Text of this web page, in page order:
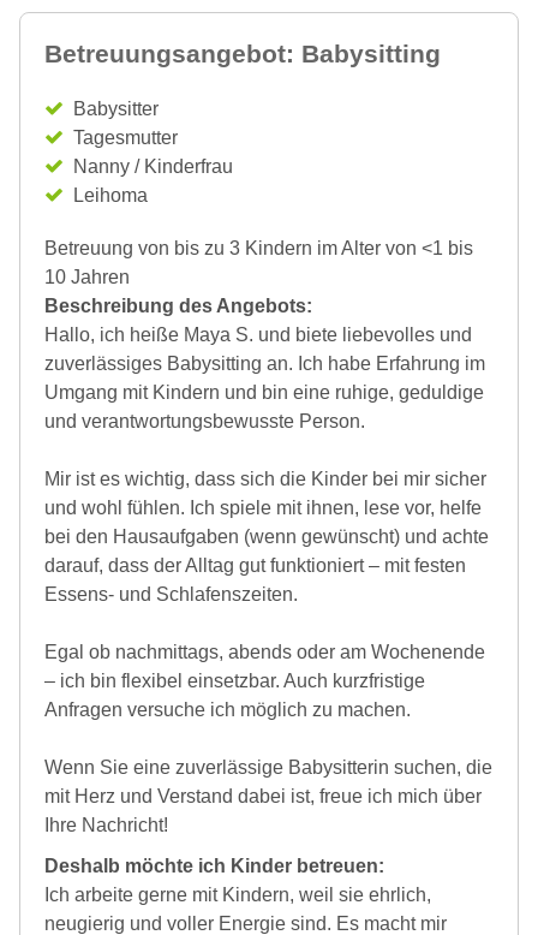
Betreuungsangebot: Babysitting
Babysitter
Tagesmutter
Nanny / Kinderfrau
Leihoma
Betreuung von bis zu 3 Kindern im Alter von <1 bis
10 Jahren
Beschreibung des Angebots:
Hallo, ich heiße Maya S. und biete liebevolles und
zuverlässiges Babysitting an. Ich habe Erfahrung im
Umgang mit Kindern und bin eine ruhige, geduldige
und verantwortungsbewusste Person.
Mir ist es wichtig, dass sich die Kinder bei mir sicher
und wohl fühlen. Ich spiele mit ihnen, lese vor, helfe
bei den Hausaufgaben (wenn gewünscht) und achte
darauf, dass der Alltag gut funktioniert – mit festen
Essens- und Schlafenszeiten.
Egal ob nachmittags, abends oder am Wochenende
– ich bin flexibel einsetzbar. Auch kurzfristige
Anfragen versuche ich möglich zu machen.
Wenn Sie eine zuverlässige Babysitterin suchen, die
mit Herz und Verstand dabei ist, freue ich mich über
Ihre Nachricht!
Deshalb möchte ich Kinder betreuen:
Ich arbeite gerne mit Kindern, weil sie ehrlich,
neugierig und voller Energie sind. Es macht mir